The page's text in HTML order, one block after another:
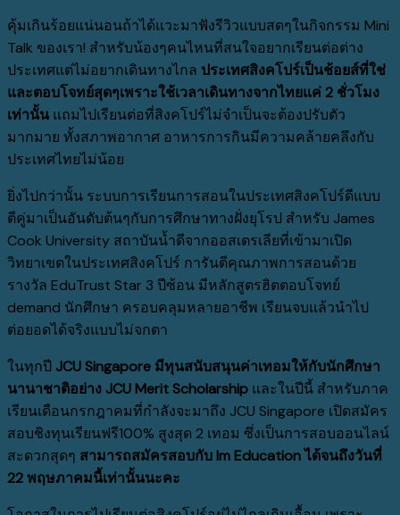
คุ้มเกินร้อยแน่นอนถ้าได้แวะมาฟังรีวิวแบบสดๆในกิจกรรม Mini
Talk ของเรา! สำหรับน้องๆคนไหนที่สนใจอยากเรียนต่อต่าง
ประเทศแต่ไม่อยากเดินทางไกล ประเทศสิงคโปร์เป็นช้อยส์ที่ใช่
และตอบโจทย์สุดๆเพราะใช้เวลาเดินทางจากไทยแค่ 2 ชั่วโมง
เท่านั้น แถมไปเรียนต่อที่สิงคโปร์ไม่จำเป็นจะต้องปรับตัว
มากมาย ทั้งสภาพอากาศ อาหารการกินมีความคล้ายคลึงกับ
ประเทศไทยไม่น้อย
ยิ่งไปกว่านั้น ระบบการเรียนการสอนในประเทศสิงคโปร์ดีแบบ
ตีคู่มาเป็นอันดับต้นๆกับการศึกษาทางฝั่งยุโรป สำหรับ James
Cook University สถาบันน้ำดีจากออสเตรเลียที่เข้ามาเปิด
วิทยาเขตในประเทศสิงคโปร์ การันตีคุณภาพการสอนด้วย
รางวัล EduTrust Star 3 ปีซ้อน มีหลักสูตรฮิตตอบโจทย์
demand นักศึกษา ครอบคลุมหลายอาชีพ เรียนจบแล้วนำไป
ต่อยอดได้จริงแบบไม่จกตา
ในทุกปี JCU Singapore มีทุนสนับสนุนค่าเทอมให้กับนักศึกษา
นานาชาติอย่าง JCU Merit Scholarship และในปีนี้ สำหรับภาค
เรียนเดือนกรกฎาคมที่กำลังจะมาถึง JCU Singapore เปิดสมัคร
สอบชิงทุนเรียนฟรี100% สูงสุด 2 เทอม ซึ่งเป็นการสอบออนไลน์
สะดวกสุดๆ สามารถสมัครสอบกับIm Education ได้จนถึงวันที่
22 พฤษภาคมนี้เท่านั้นนะคะ